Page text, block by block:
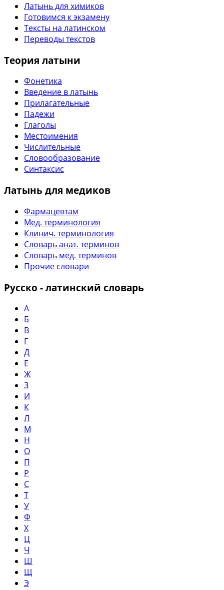
Латынь для химиков
Готовимся к экзамену
Тексты на латинском
Переводы текстов
Теория латыни
Фонетика
Введение в латынь
Прилагательные
Падежи
Глаголы
Местоимения
Числительные
Словообразование
Синтаксис
Латынь для медиков
Фармацевтам
Мед. терминология
Клинич. терминология
Словарь анат. терминов
Словарь мед. терминов
Прочие словари
Русско - латинский словарь
А
Б
В
Г
Д
Е
Ж
З
И
К
Л
М
Н
О
П
Р
С
Т
У
Ф
Х
Ц
Ч
Ш
Щ
Э